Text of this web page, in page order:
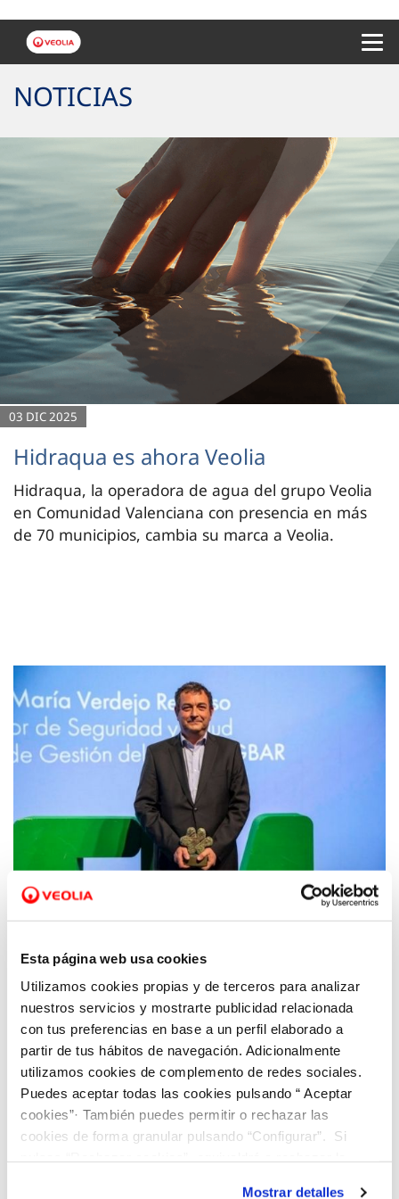
Esta página web usa cookies
Utilizamos cookies propias y de terceros para analizar
nuestros servicios y mostrarte publicidad relacionada
con tus preferencias en base a un perfil elaborado a
partir de tus hábitos de navegación. Adicionalmente
utilizamos cookies de complemento de redes sociales.
Puedes aceptar todas las cookies pulsando “ Aceptar
cookies”· También puedes permitir o rechazar las
cookies de forma granular pulsando “Configurar”. Si
Mostrar detalles
NOTICIAS
03 DIC 2025
Hidraqua es ahora Veolia
Hidraqua, la operadora de agua del grupo Veolia
en Comunidad Valenciana con presencia en más
de 70 municipios, cambia su marca a Veolia.
28 ABR 2022
Zaldívar’ por sus buenas prácticas en
materia de seguridad y salud laboral
durante la pandemia de COVID-19